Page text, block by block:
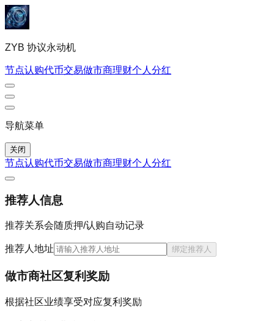
ZYB 协议永动机
节点认购代币交易做市商理财个人 分红
导航菜单
关闭
节点认购代币交易做市商理财个人 分红
推荐人信息
推荐关系会随质押/认购自动记录
推荐人地址 绑定推荐人
做市商社区复利奖励
根据社区业绩享受对应复利奖励